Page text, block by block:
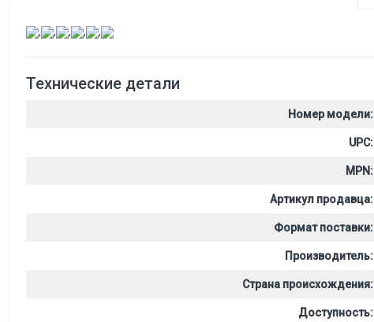
, , , , ,
Технические детали
Номер модели:
UPC:
MPN:
Артикул продавца:
Формат поставки:
Производитель:
Страна происхождения:
Доступность: